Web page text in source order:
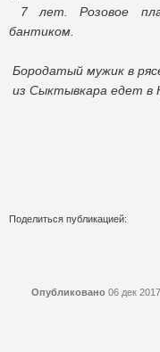
7 лет. Розовое
бантиком.
Бородатый мужик в
из Сыктывкара едет в
Поделиться публикацией:
Опубликовано 06 дек 2017